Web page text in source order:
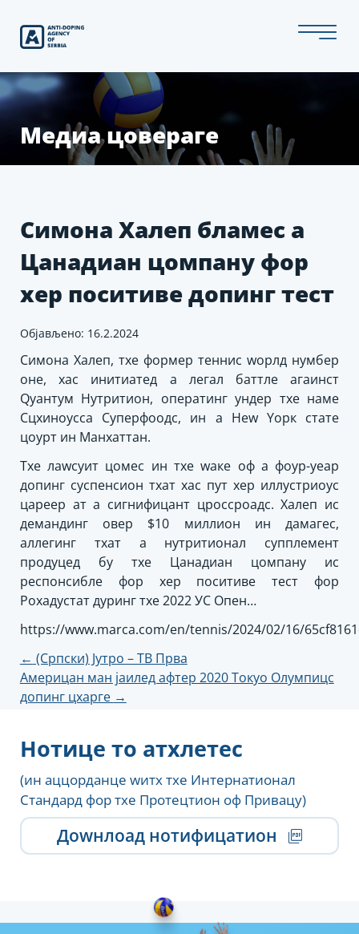
Медиа цовераге
Симона Халеп бламес а
Цанадиан цомпанy фор
хер поситиве допинг тест
Објављено: 16.2.2024
Симона Халеп, тхе формер теннис wорлд нумбер
оне, хас инитиатед а легал баттле агаинст
Qуантум Нутритион, оператинг ундер тхе наме
Сцхиноусса Суперфоодс, ин а Неw Yорк стате
цоурт ин Манхаттан.
Тхе лаwсуит цомес ин тхе wаке оф а фоур-yеар
допинг суспенсион тхат хас пут хер иллустриоус
цареер ат а сигнифицант цроссроадс. Халеп ис
демандинг овер $10 миллион ин дамагес,
аллегинг тхат а нутритионал супплемент
продуцед бy тхе Цанадиан цомпанy ис
респонсибле фор хер поситиве тест фор
Роxадустат дуринг тхе 2022 УС Опен…
https://www.marca.com/en/tennis/2024/02/16/
Пост
навигатион
← (Српски) Јутро – ТВ Прва
Америцан ман јаилед афтер 2020 Токyо Олyмпицс
допинг цхарге →
Нотице то атхлетес
(ин аццорданце wитх тхе Интернатионал
Стандард фор тхе Протецтион оф Привацy)
Доwнлоад нотифицатион